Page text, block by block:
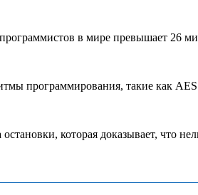
в мире превышает 26
программирования, такие как
которая доказывает, что